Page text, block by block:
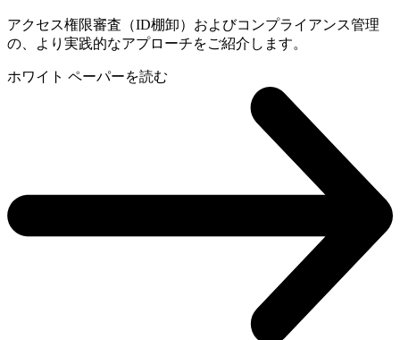
アクセス権限審査（ID棚卸）およびコンプライアンス管理
の、より実践的なアプローチをご紹介します。
ホワイト ペーパーを読む